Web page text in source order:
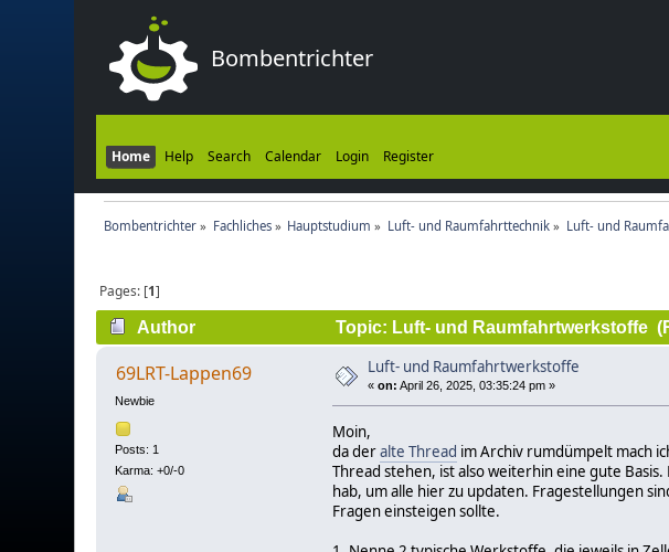
Bombentrichter
Home Help Search Calendar Login Register
Bombentrichter» Fachliches» Hauptstudium » Luft- und Raumfahrttechnik» Luft- und
Pages: [1]
Author
Topic: Luft- und Raumfahrtwerkstoffe
69LRT-Lappen69
Newbie
Posts: 1
Karma: +0/-0
Luft- und Raumfahrtwerkstoffe
«on: April 26, 2025, 03:35:24 pm »
Moin,
da deralte Thread im Archiv rumdümpelt mach
Thread stehen, ist also weiterhin eine gute
hab, um alle hier zu updaten. Fragestellungen
Fragen einsteigen sollte.